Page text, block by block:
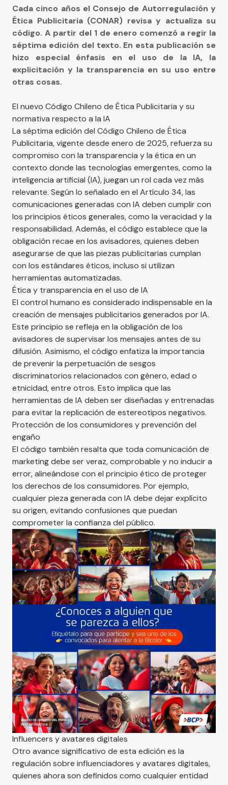
Cada cinco años el Consejo de Autorregulación y
Ética Publicitaria (CONAR) revisa y actualiza su
código. A partir del 1 de enero comenzó a regir la
séptima edición del texto. En esta publicación se
hizo especial énfasis en el uso de la IA, la
explicitación y la transparencia en su uso entre
otras cosas.
El nuevo Código Chileno de Ética Publicitaria y su
normativa respecto a la IA
La séptima edición del Código Chileno de Ética
Publicitaria, vigente desde enero de 2025, refuerza su
compromiso con la transparencia y la ética en un
contexto donde las tecnologías emergentes, como la
inteligencia artificial (IA), juegan un rol cada vez más
relevante. Según lo señalado en el Artículo 34, las
comunicaciones generadas con IA deben cumplir con
los principios éticos generales, como la veracidad y la
responsabilidad. Además, el código establece que la
obligación recae en los avisadores, quienes deben
asegurarse de que las piezas publicitarias cumplan
con los estándares éticos, incluso si utilizan
herramientas automatizadas​.
Ética y transparencia en el uso de IA
El control humano es considerado indispensable en la
creación de mensajes publicitarios generados por IA.
Este principio se refleja en la obligación de los
avisadores de supervisar los mensajes antes de su
difusión. Asimismo, el código enfatiza la importancia
de prevenir la perpetuación de sesgos
discriminatorios relacionados con género, edad o
etnicidad, entre otros. Esto implica que las
herramientas de IA deben ser diseñadas y entrenadas
para evitar la replicación de estereotipos negativos​.
Protección de los consumidores y prevención del
engaño
El código también resalta que toda comunicación de
marketing debe ser veraz, comprobable y no inducir a
error, alineándose con el principio ético de proteger
los derechos de los consumidores. Por ejemplo,
cualquier pieza generada con IA debe dejar explícito
su origen, evitando confusiones que puedan
comprometer la confianza del público​.
Influencers y avatares digitales
Otro avance significativo de esta edición es la
regulación sobre influenciadores y avatares digitales,
quienes ahora son definidos como cualquier entidad